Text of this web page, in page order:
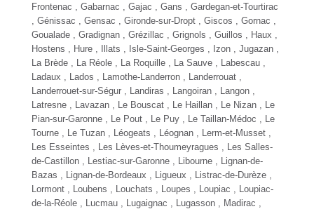
Frontenac , Gabarnac , Gajac , Gans , Gardegan-et-Tourtirac
, Génissac , Gensac , Gironde-sur-Dropt , Giscos , Gornac ,
Goualade , Gradignan , Grézillac , Grignols , Guillos , Haux ,
Hostens , Hure , Illats , Isle-Saint-Georges ,
Izon , Jugazan ,
La Brède
La Réole , La Roquille , La Sauve , Labescau ,
Ladaux , Lados , Lamothe-Landerron , Landerrouat ,
Landerrouet-sur-Ségur , Landiras , Langoiran ,
Langon
Latresne , Lavazan ,
Le Bouscat Le Haillan , Le Nizan , Le
Pian-sur-Garonne , Le Pout , Le Puy ,
Le Taillan-Médoc , Le
Tourne , Le Tuzan , Léogeats ,
Léognan , Lerm-et-Musset ,
Les Esseintes , Les Lèves-et-Thoumeyragues , Les Salles-
de-Castillon , Lestiac-sur-Garonne ,
Libourne , Lignan-de-
Bazas , Lignan-de-Bordeaux , Ligueux , Listrac-de-Durèze ,
Lormont , Loubens , Louchats , Loupes , Loupiac , Loupiac-
de-la-Réole , Lucmau , Lugaignac , Lugasson , Madirac ,